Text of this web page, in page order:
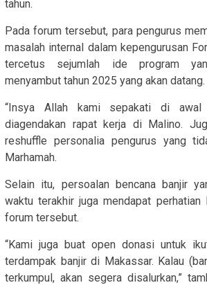
tahun.
Pada forum tersebut, para pengurus
masalah internal dalam kepengurusan
tercetus sejumlah ide program
menyambut tahun 2025 yang akan datang.
“Insya Allah kami sepakati di awal
diagendakan rapat kerja di Malino.
reshuffle personalia pengurus yang
Marhamah.
Selain itu, persoalan bencana banjir
waktu terakhir juga mendapat
forum tersebut.
“Kami juga buat open donasi untuk
terdampak banjir di Makassar. Kalau
terkumpul, akan segera disalurkan,”